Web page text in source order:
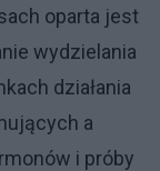
oparta jest
wydzielania
działania
a
i próby